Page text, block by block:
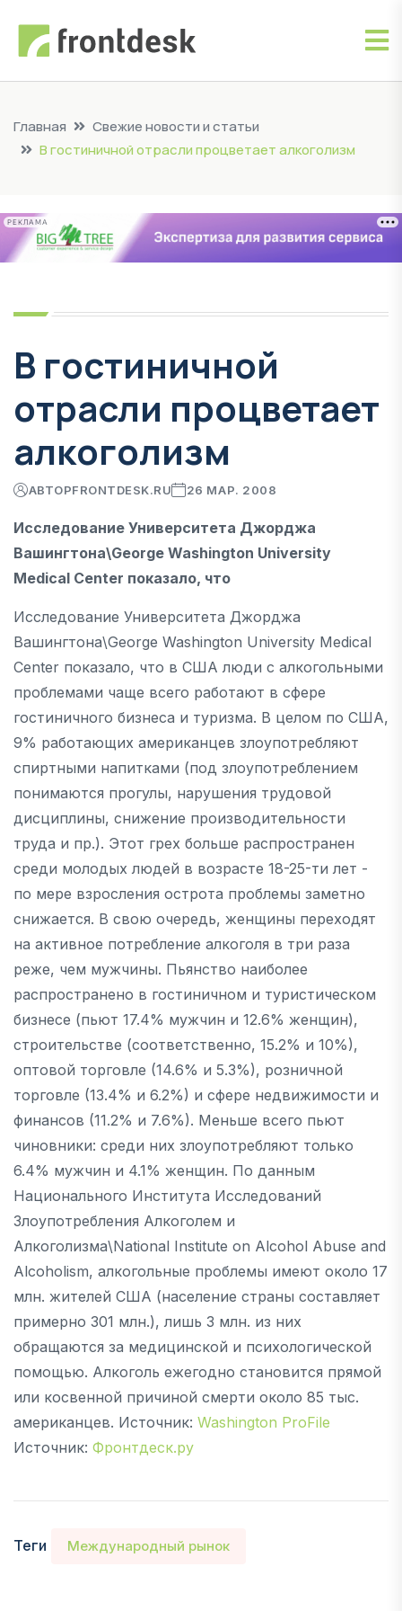
Главная
Свежие новости и статьи
В гостиничной отрасли процветает алкоголизм
РЕКЛАМА
В гостиничной
отрасли процветает
алкоголизм
АВТОРFRONTDESK.RU 26 МАР. 2008
Исследование Университета Джорджа
Вашингтона\George Washington University
Medical Center показало, что
Исследование Университета Джорджа
Вашингтона\George Washington University Medical
Center показало, что в США люди с алкогольными
проблемами чаще всего работают в сфере
гостиничного бизнеса и туризма. В целом по США,
9% работающих американцев злоупотребляют
спиртными напитками (под злоупотреблением
понимаются прогулы, нарушения трудовой
дисциплины, снижение производительности
труда и пр.). Этот грех больше распространен
среди молодых людей в возрасте 18-25-ти лет -
по мере взросления острота проблемы заметно
снижается. В свою очередь, женщины переходят
на активное потребление алкоголя в три раза
реже, чем мужчины. Пьянство наиболее
распространено в гостиничном и туристическом
бизнесе (пьют 17.4% мужчин и 12.6% женщин),
строительстве (соответственно, 15.2% и 10%),
оптовой торговле (14.6% и 5.3%), розничной
торговле (13.4% и 6.2%) и сфере недвижимости и
финансов (11.2% и 7.6%). Меньше всего пьют
чиновники: среди них злоупотребляют только
6.4% мужчин и 4.1% женщин. По данным
Национального Института Исследований
Злоупотребления Алкоголем и
Алкоголизма\National Institute on Alcohol Abuse and
Alcoholism, алкогольные проблемы имеют около 17
млн. жителей США (население страны составляет
примерно 301 млн.), лишь 3 млн. из них
обращаются за медицинской и психологической
помощью. Алкоголь ежегодно становится прямой
или косвенной причиной смерти около 85 тыс.
американцев. Источник: Washington ProFile
Источник: Фронтдеск.ру
Теги Международный рынок